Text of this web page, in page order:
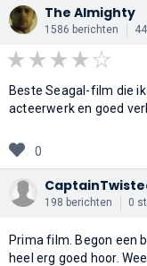
The Almighty
1586 berichten
Beste Seagal-film die
acteerwerk en goed
0
198 berichten 0
Prima film. Begon een
heel erg goed hoor.